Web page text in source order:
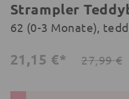
Strampler
62 (0-3 Monate),
21,15 €* 27,99 €